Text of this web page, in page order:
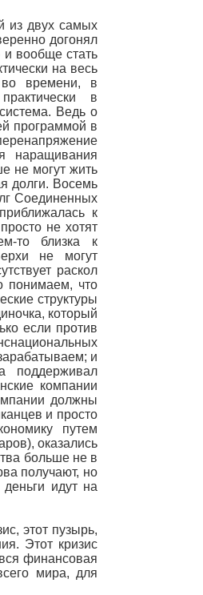
из двух самых
догонял
вообще стать
на весь
времени, в
в
Ведь о
программой в
наращивания
не могут жить
долги. Восемь
Соединенных
к
не хотят
то близка к
не могут
раскол
понимаем, что
структуры
который
если против
и
компании
должны
и просто
путем
оказались
больше не в
получают, но
идут на
этот пузырь,
Этот кризис
финансовая
мира, для